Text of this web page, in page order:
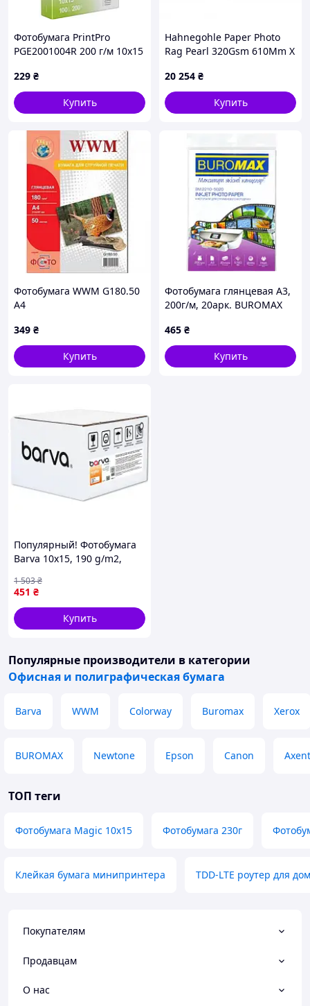
Фотобумага PrintPro
PGE2001004R 200 г/м 10х15
229 ₴
Купить
Hahnegohle Paper Photo
Rag Pearl 320Gsm 610Mm X
20 254 ₴
Купить
Фотобумага WWM G180.50
А4
349 ₴
Купить
Фотобумага глянцевая А3,
200г/м, 20арк. BUROMAX
5020/
465 ₴
Купить
Популярный! Фотобумага
Barva 10x15, 190 g/m2,
AE190-410) - Лучшее
качество только на
Nukleon.com.ua
451 ₴
1 503₴
Купить
Популярные производители в категории
Офисная и полиграфическая бумага
Barva WWM Colorway Buromax Xerox
BUROMAX Newtone Epson Canon Axent
ТОП теги
Фотобумага Magic 10x15 Фотобумага 230г
Клейкая бумага минипринтера TDD-LTE роутер для
Покупателям
Продавцам
О нас